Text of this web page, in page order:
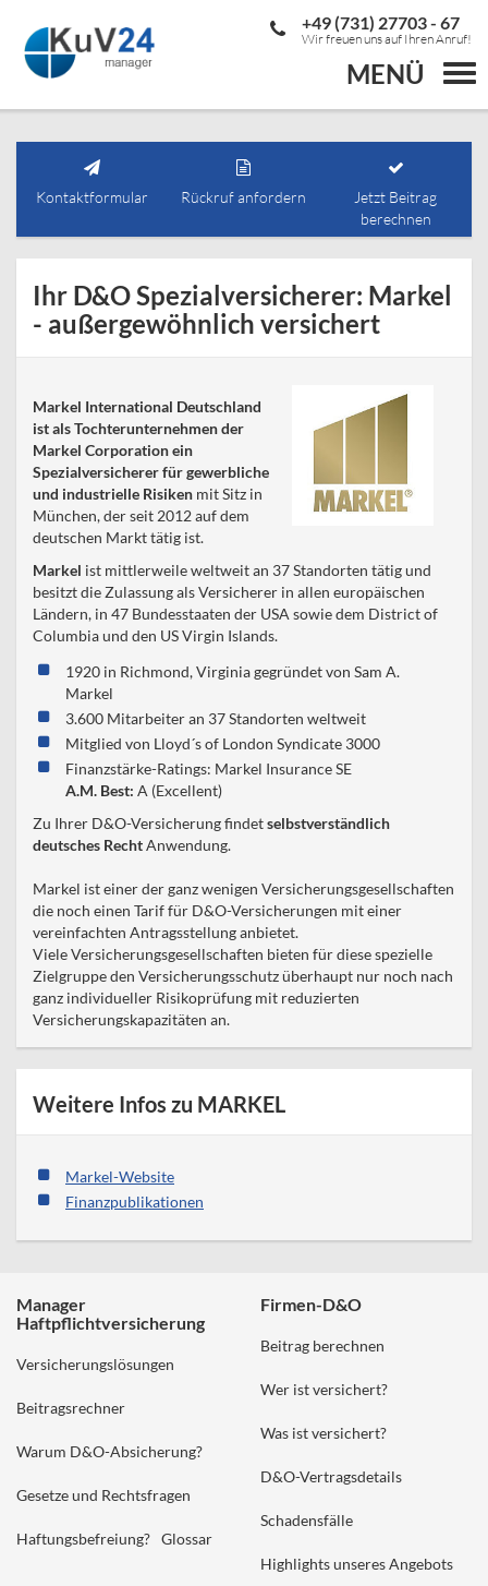
MENÜ
+49 (731) 27703 - 67
Wir freuen uns auf Ihren Anruf!
Kontaktformular Rückruf anfordern
Jetzt Beitrag
berechnen
Ihr D&O Spezialversicherer: Markel
- außergewöhnlich versichert
Markel International Deutschland
ist als Tochterunternehmen der
Markel Corporation ein
Spezialversicherer für gewerbliche
und industrielle Risiken mit Sitz in
München, der seit 2012 auf dem
deutschen Markt tätig ist.
Markel ist mittlerweile weltweit an 37 Standorten tätig und
besitzt die Zulassung als Versicherer in allen europäischen
Ländern, in 47 Bundesstaaten der USA sowie dem District of
Columbia und den US Virgin Islands.
1920 in Richmond, Virginia gegründet von Sam A.
Markel
3.600 Mitarbeiter an 37 Standorten weltweit
Mitglied von Lloyd´s of London Syndicate 3000
Finanzstärke-Ratings: Markel Insurance SE
A.M. Best: A (Excellent)
Zu Ihrer D&O-Versicherung findetselbstverständlich
deutsches RechtAnwendung.
Markel ist einer der ganz wenigen Versicherungsgesellschaften
die noch einen Tarif für D&O-Versicherungen mit einer
vereinfachten Antragsstellung anbietet.
Viele Versicherungsgesellschaften bieten für diese spezielle
Zielgruppe den Versicherungsschutz überhaupt nur noch nach
ganz individueller Risikoprüfung mit reduzierten
Versicherungskapazitäten an.
Weitere Infos zu MARKEL
Markel-Website
Finanzpublikationen
Manager
Haftpflichtversicherung
Versicherungslösungen
Beitragsrechner
Warum D&O-Absicherung?
Gesetze und Rechtsfragen
Haftungsbefreiung? Glossar
Firmen-D&O
Beitrag berechnen
Wer ist versichert?
Was ist versichert?
D&O-Vertragsdetails
Schadensfälle
Highlights unseres Angebots